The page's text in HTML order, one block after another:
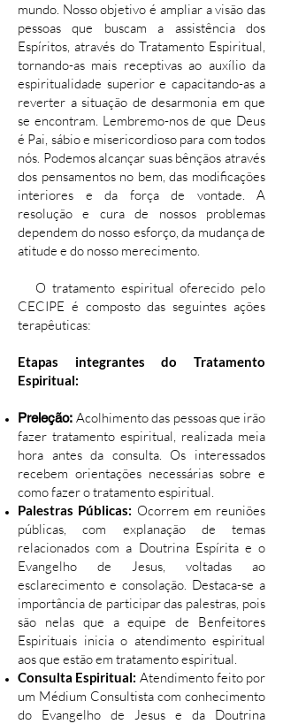
mundo. Nosso objetivo é ampliar a visão das
pessoas que buscam a assistência dos
Espíritos, através do Tratamento Espiritual,
tornando-as mais receptivas ao auxílio da
espiritualidade superior e capacitando-as a
reverter a situação de desarmonia em que
se encontram. Lembremo-nos de que Deus
é Pai, sábio e misericordioso para com todos
nós. Podemos alcançar suas bênçãos através
dos pensamentos no bem, das modificações
interiores e da força de vontade. A
resolução e cura de nossos problemas
dependem do nosso esforço, da mudança de
atitude e do nosso merecimento.
O tratamento espiritual oferecido pelo
CECIPE é composto das seguintes ações
terapêuticas:
Etapas integrantes do Tratamento
Espiritual:
Preleção:Acolhimento das pessoas que irão
fazer tratamento espiritual, realizada meia
hora antes da consulta. Os interessados
recebem orientações necessárias sobre e
como fazer o tratamento espiritual.
Palestras Públicas: Ocorrem em reuniões
públicas, com explanação de temas
relacionados com a Doutrina Espírita e o
Evangelho de Jesus, voltadas ao
esclarecimento e consolação. Destaca-se a
importância de participar das palestras, pois
são nelas que a equipe de Benfeitores
Espirituais inicia o atendimento espiritual
aos que estão em tratamento espiritual.
Consulta Espiritual: Atendimento feito por
um Médium Consultista com conhecimento
do Evangelho de Jesus e da Doutrina